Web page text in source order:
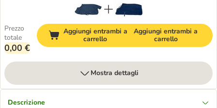
Prezzo
totale
0,00 €
Aggiungi entrambi a
carrello
Aggiungi entrambi a
carrello
Mostra dettagli
Descrizione